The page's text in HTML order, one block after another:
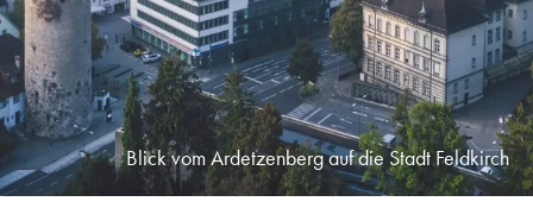
Blick vom Ardetzenberg auf die Stadt Feldkirch